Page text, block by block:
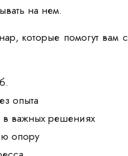
на нем.
которые помогут
опыта
в важных решениях
опору